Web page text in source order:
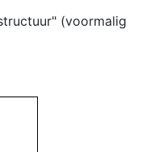
(voormalig